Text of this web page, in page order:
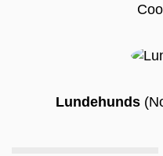
Lundehunds